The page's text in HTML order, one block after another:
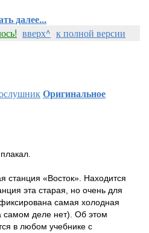
далее...
вверх^ к полной версии
Оригинальное
станция «Восток». Находится
эта старая, но очень для
самая холодная
самом деле нет). Об этом
в любом учебнике с